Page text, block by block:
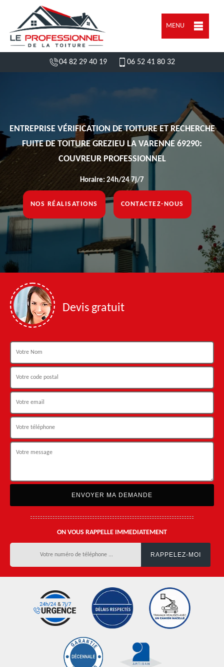
MENU
04 82 29 40 19 06 52 41 80 32
ENTREPRISE VÉRIFICATION DE TOITURE ET RECHERCHE
FUITE DE TOITURE GREZIEU LA VARENNE 69290:
COUVREUR PROFESSIONNEL
Horaire: 24h/24 7j/7
NOS RÉALISATIONS CONTACTEZ-NOUS
Devis gratuit
ON VOUS RAPPELLE IMMEDIATEMENT